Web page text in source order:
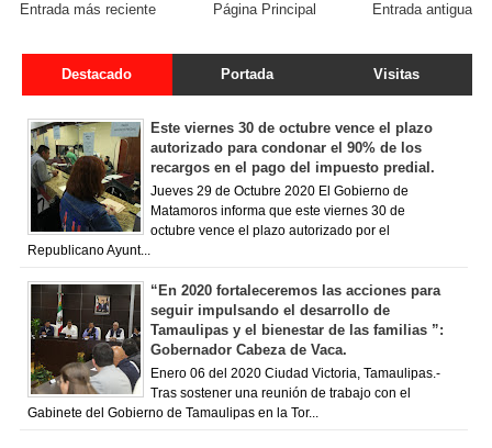
Entrada más reciente Entrada antigua
Página Principal
Destacado Portada Visitas
Este viernes 30 de octubre vence el plazo
autorizado para condonar el 90% de los
recargos en el pago del impuesto predial.
Jueves 29 de Octubre 2020 El Gobierno de
Matamoros informa que este viernes 30 de
octubre vence el plazo autorizado por el
Republicano Ayunt...
“En 2020 fortaleceremos las acciones para
seguir impulsando el desarrollo de
Tamaulipas y el bienestar de las familias ”:
Gobernador Cabeza de Vaca.
Enero 06 del 2020 Ciudad Victoria, Tamaulipas.-
Tras sostener una reunión de trabajo con el
Gabinete del Gobierno de Tamaulipas en la Tor...